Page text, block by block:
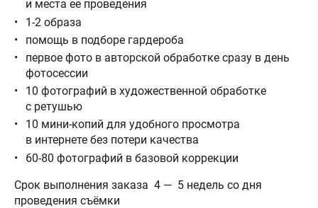
и места ее проведения
1-2 образа
помощь в подборе гардероба
первое фото в авторской обработке сразу в день
фотосессии
10 фотографий в художественной обработке
с ретушью
10 мини-копий для удобного просмотра
в интернете без потери качества
60-80 фотографий в базовой коррекции
Срок выполнения заказа 4 — 5 недель со дня
проведения съёмки